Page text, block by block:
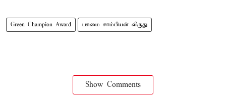
Green Champion Award பசுமை சாம்பியன் விருது
Show Comments